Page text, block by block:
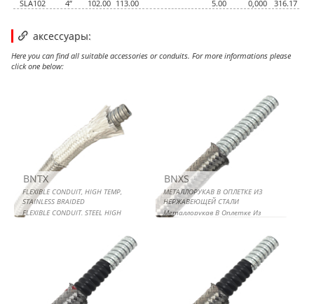
SLA102
4” 102.00 113.00 5.00 0,000 316.17
аксессуары:
Here you can find all suitable accessories or conduits. For more informations please
click one below:
BNTX
FLEXIBLE CONDUIT, HIGH TEMP,
STAINLESS BRAIDED
FLEXIBLE CONDUIT, STEEL HIGH
BNXS
МЕТАЛЛОРУКАВ В ОПЛЕТКЕ ИЗ
НЕРЖАВЕЮЩЕЙ СТАЛИ
Металлорукав В Оплетке Из